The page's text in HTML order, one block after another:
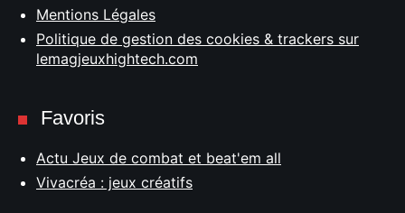
Mentions Légales
Politique de gestion des cookies & trackers sur
lemagjeuxhightech.com
Favoris
Actu Jeux de combat et beat'em all
Vivacréa : jeux créatifs